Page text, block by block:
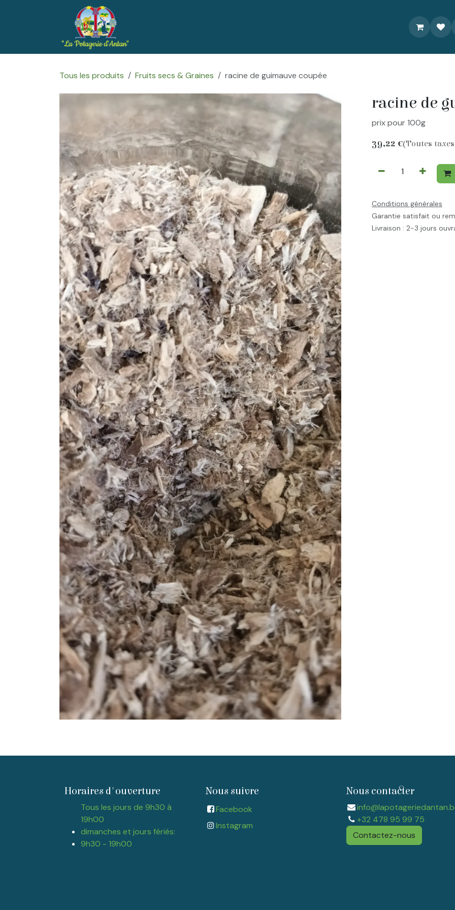
Contactez-
Tous les produits Fruits secs & Graines racine de guimauve coupée
racine de
prix pour 100g
39,22 €(Toutes
Conditions générales
Garantie satisfait ou
Livraison : 2-3 jours
Horaires d'ouverture
Tous les jours de 9h30 à
19h00
dimanches et jours fériés:
9h30 - 19h00
Nous contacter
+32 478 95 99 75
Contactez-nous
Nous suivre
Facebook
Instagram​